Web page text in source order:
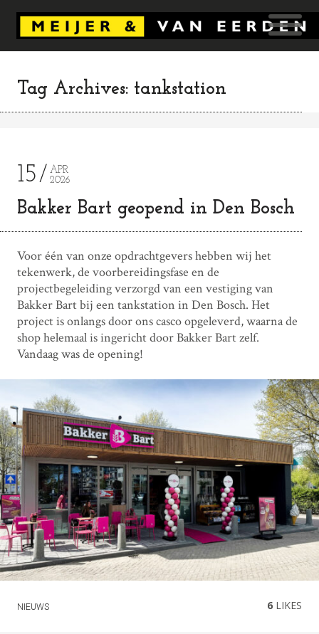
Tag Archives: tankstation
15
APR
2026
Bakker Bart geopend in Den Bosch
Voor één van onze opdrachtgevers hebben wij het
tekenwerk, de voorbereidingsfase en de
projectbegeleiding verzorgd van een vestiging van
Bakker Bart bij een tankstation in Den Bosch. Het
project is onlangs door ons casco opgeleverd, waarna de
shop helemaal is ingericht door Bakker Bart zelf.
Vandaag was de opening!
NIEUWS 6 LIKES